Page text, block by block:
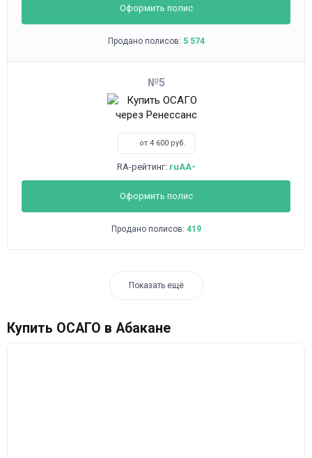
Оформить полис
Продано полисов: 5 574
5
от 4 600 руб.
RA-рейтинг: ruAA-
Оформить полис
Продано полисов: 419
Показать ещё
Купить ОСАГО в Абакане